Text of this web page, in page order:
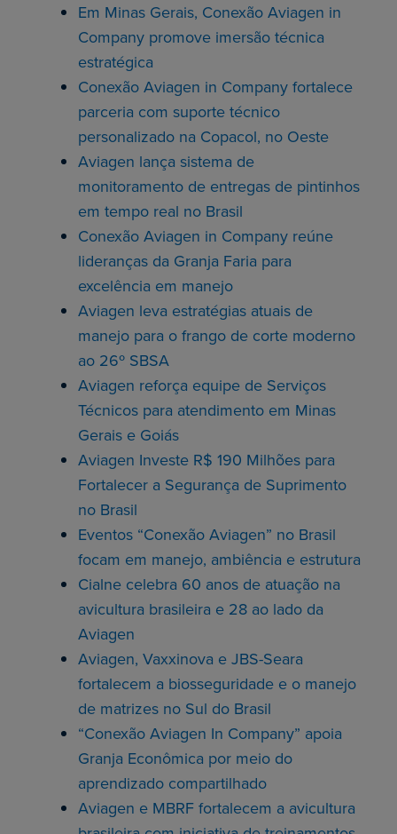
Em Minas Gerais, Conexão Aviagen in
Company promove imersão técnica
estratégica
Conexão Aviagen in Company fortalece
parceria com suporte técnico
personalizado na Copacol, no Oeste
Aviagen lança sistema de
monitoramento de entregas de pintinhos
em tempo real no Brasil
Conexão Aviagen in Company reúne
lideranças da Granja Faria para
excelência em manejo
Aviagen leva estratégias atuais de
manejo para o frango de corte moderno
ao 26º SBSA
Aviagen reforça equipe de Serviços
Técnicos para atendimento em Minas
Gerais e Goiás
Aviagen Investe R$ 190 Milhões para
Fortalecer a Segurança de Suprimento
no Brasil
Eventos “Conexão Aviagen” no Brasil
focam em manejo, ambiência e estrutura
Cialne celebra 60 anos de atuação na
avicultura brasileira e 28 ao lado da
Aviagen
Aviagen, Vaxxinova e JBS-Seara
fortalecem a biosseguridade e o manejo
de matrizes no Sul do Brasil
“Conexão Aviagen In Company” apoia
Granja Econômica por meio do
aprendizado compartilhado
Aviagen e MBRF fortalecem a avicultura